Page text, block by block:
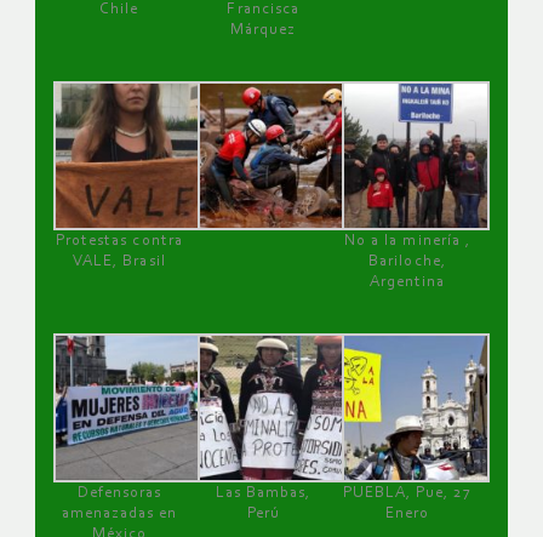
Chile
Francisca
Márquez
Protestas contra
VALE, Brasil
No a la minería ,
Bariloche,
Argentina
Defensoras
amenazadas en
México
Las Bambas,
Perú
PUEBLA, Pue, 27
Enero